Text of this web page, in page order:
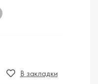
В закладки